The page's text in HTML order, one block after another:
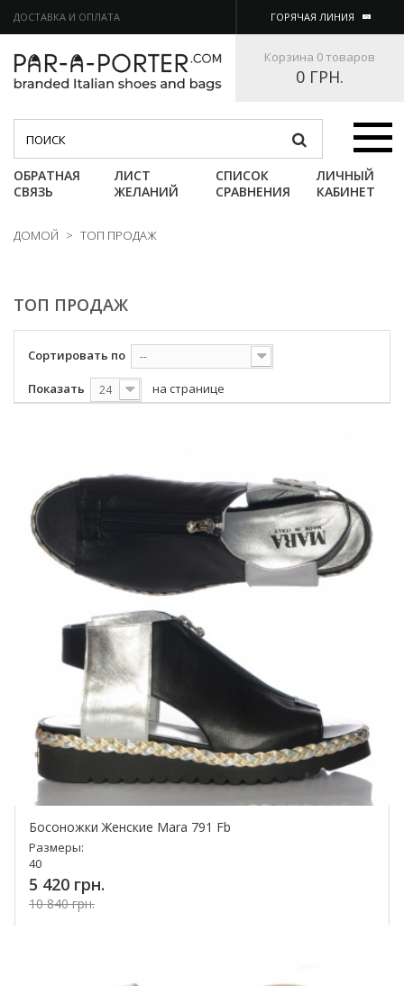
ДОСТАВКА И ОПЛАТА ГОРЯЧАЯ ЛИНИЯ
Корзина 0 товаров
0 ГРН.
Категории
ОБРАТНАЯ
СВЯЗЬ
ЛИСТ
ЖЕЛАНИЙ
СПИСОК
СРАВНЕНИЯ
ЛИЧНЫЙ
КАБИНЕТ
ДОМОЙ > ТОП ПРОДАЖ
ТОП ПРОДАЖ
Сортировать по --
Показать 24 на странице
Босоножки Женские Mara 791 Fb
Размеры:
40
5 420 грн.
10 840 грн.